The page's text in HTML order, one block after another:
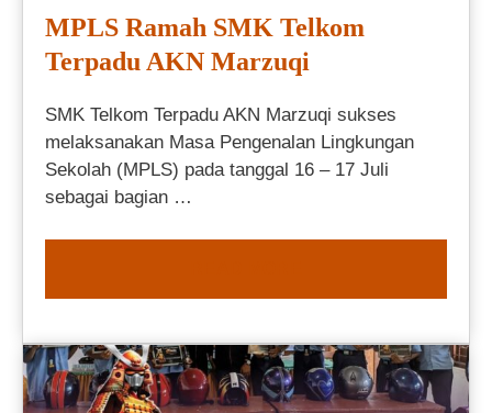
MPLS Ramah SMK Telkom
Terpadu AKN Marzuqi
SMK Telkom Terpadu AKN Marzuqi sukses
melaksanakan Masa Pengenalan Lingkungan
Sekolah (MPLS) pada tanggal 16 – 17 Juli
sebagai bagian …